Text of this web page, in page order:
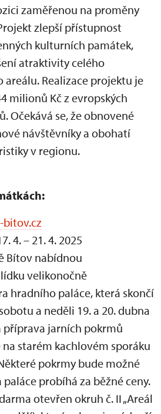
zaměřenou na proměny
zlepší přístupnost
kulturních památek,
atraktivity celého
areálu. Realizace projektu je
milionů Kč z evropských
Očekává se, že obnovené
návštěvníky a obohatí
v regionu.
4. – 21. 4. 2025
Bítov nabídnou
velikonočně
hradního paláce, která skončí
a neděli 19. a 20. dubna
jarních pokrmů
starém kachlovém sporáku
pokrmy bude možné
probíhá za běžné ceny.
otevřen okruh č. II „Areál